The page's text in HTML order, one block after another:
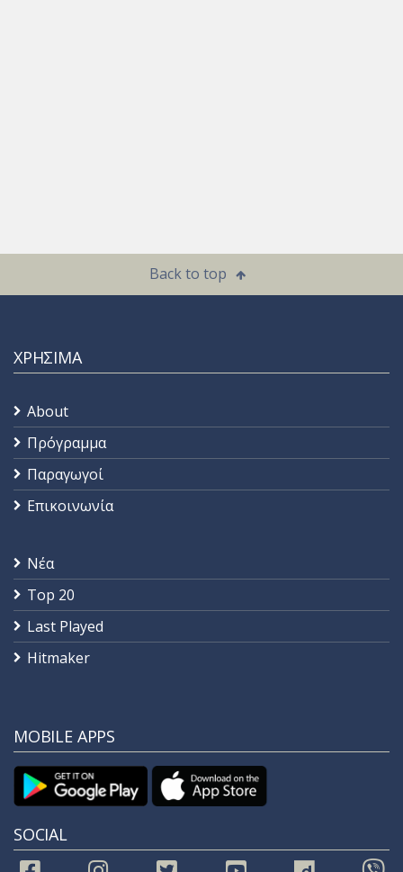
Back to top
ΧΡΗΣΙΜΑ
About
Πρόγραμμα
Παραγωγοί
Επικοινωνία
Νέα
Top 20
Last Played
Hitmaker
MOBILE APPS
SOCIAL